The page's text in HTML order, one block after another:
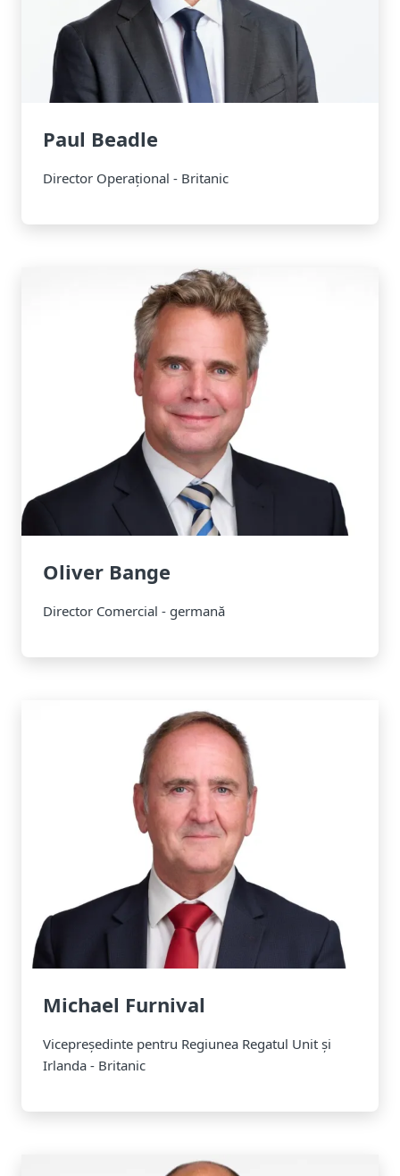
Paul Beadle
Director Operațional - Britanic
Oliver Bange
Director Comercial - germană
Michael Furnival
Vicepreședinte pentru Regiunea Regatul Unit și
Irlanda - Britanic